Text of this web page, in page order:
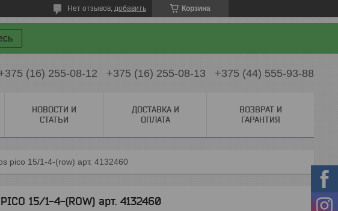
Корзина
Нет отзывов, добавить
(16) 255-08-12 +375 (16) 255-08-13 +375 (44) 555-93-88
НОВОСТИ И
СТАТЬИ
ДОСТАВКА И
ОПЛАТА
ВОЗВРАТ И
ГАРАНТИЯ
pico 15/1-4-(row) арт. 4132460
15/1-4-(ROW) арт. 4132460